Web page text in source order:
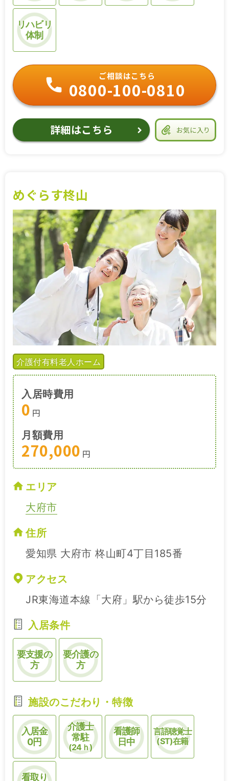
リハビリ
体制
お気に入り
ご相談はこちら
0800-100-0810
詳細はこちら
めぐらす柊山
介護付有料老人ホーム
入居時費用
0 円
月額費用
270,000 円
エリア
大府市
住所
愛知県 大府市 柊山町4丁目185番
アクセス
JR東海道本線「大府」駅から徒歩15分
入居条件
要支援の
方
要介護の
方
施設のこだわり・特徴
入居金
0円
介護士
常駐
(24ｈ)
看護師
日中
言語聴覚士
(ST)在籍
看取り